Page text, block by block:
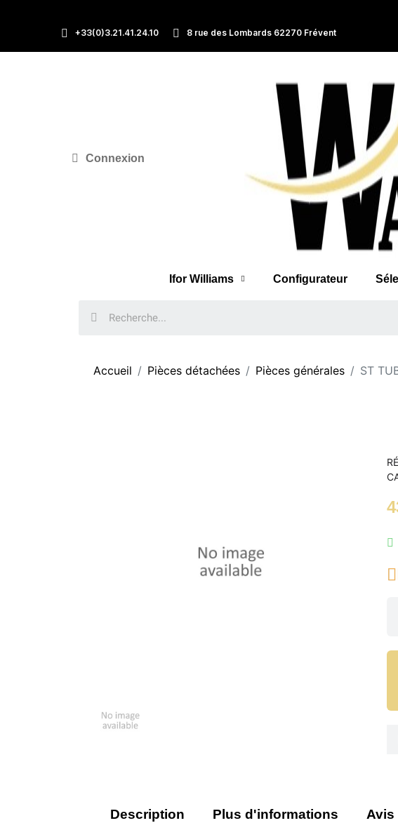
+33(0)3.21.41.24.10 8 rue des Lombards 62270 Frévent
Connexion
Ifor Williams Configurateur
Accueil Pièces détachées Pièces générales ST

Description Plus d'informations Avis